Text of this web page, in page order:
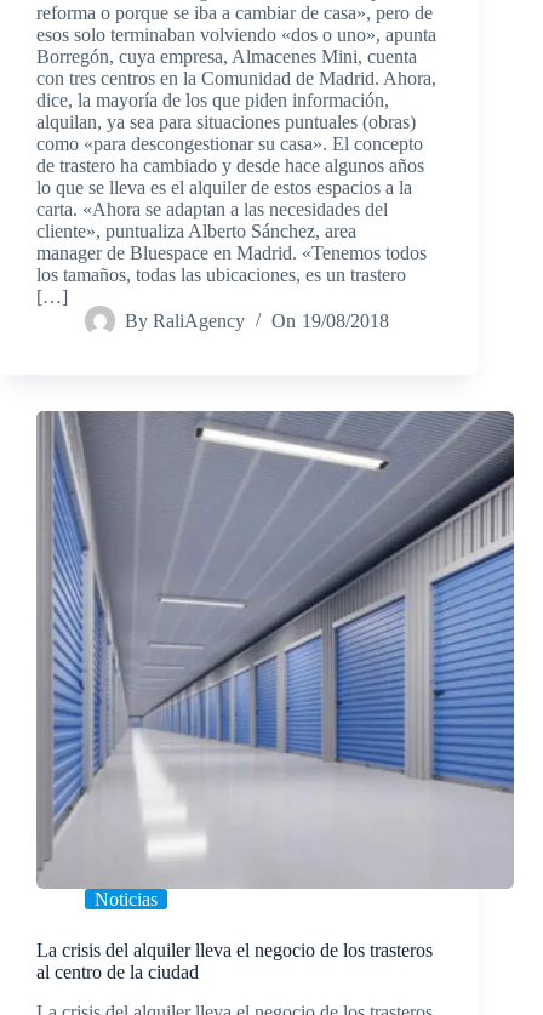
reforma o porque se iba a cambiar de casa», pero de
esos solo terminaban volviendo «dos o uno», apunta
Borregón, cuya empresa, Almacenes Mini, cuenta
con tres centros en la Comunidad de Madrid. Ahora,
dice, la mayoría de los que piden información,
alquilan, ya sea para situaciones puntuales (obras)
como «para descongestionar su casa». El concepto
de trastero ha cambiado y desde hace algunos años
lo que se lleva es el alquiler de estos espacios a la
carta. «Ahora se adaptan a las necesidades del
cliente», puntualiza Alberto Sánchez, area
manager de Bluespace en Madrid. «Tenemos todos
los tamaños, todas las ubicaciones, es un trastero
[…]
By RaliAgency On 19/08/2018
Noticias
La crisis del alquiler lleva el negocio de los trasteros
al centro de la ciudad